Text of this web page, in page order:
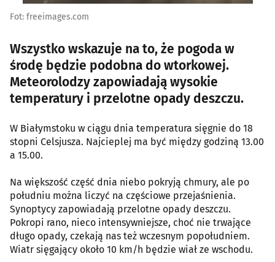
Fot: freeimages.com
Wszystko wskazuje na to, że pogoda w
środę będzie podobna do wtorkowej.
Meteorolodzy zapowiadają wysokie
temperatury i przelotne opady deszczu.
W Białymstoku w ciągu dnia temperatura sięgnie do 18
stopni Celsjusza. Najcieplej ma być między godziną 13.00
a 15.00.
Na większość część dnia niebo pokryją chmury, ale po
południu można liczyć na częściowe przejaśnienia.
Synoptycy zapowiadają przelotne opady deszczu.
Pokropi rano, nieco intensywniejsze, choć nie trwające
długo opady, czekają nas też wczesnym popołudniem.
Wiatr sięgający około 10 km/h będzie wiał ze wschodu.